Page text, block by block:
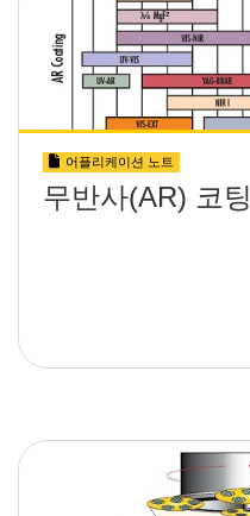
어플리케이션 노트
무반사(AR) 코팅